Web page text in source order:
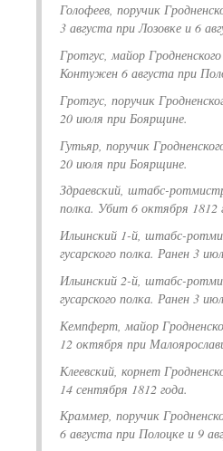
Голофеев, поручик
3 августа при Лозовке и 6
Гротгус, майор Гродненского
Контужен 6 августа при
Гротгус, поручик
20 июля при Боярщине.
Гутьяр, поручик
20 июля при Боярщине.
Здраевский, штабс-ротмистр
полка. Убит 6 октября 1812
Ильинский 1-й, штабс-
гусарского полка. Ранен 3
Ильинский 2-й, штабс-
гусарского полка. Ранен 3
Кемпферт, майор
12 октября при
Клеевский, корнет
14 сентября 1812 года.
Краммер, поручик
6 августа при Полоцке и 9